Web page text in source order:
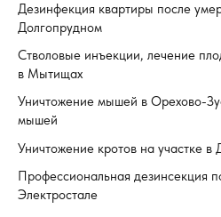
Дезинфекция квартиры после
Долгопрудном
Стволовые инъекции, лечение
в Мытищах
Уничтожение мышей в Орехово-
мышей
Уничтожение кротов на участке в
Профессиональная дезинсекция
Электростале